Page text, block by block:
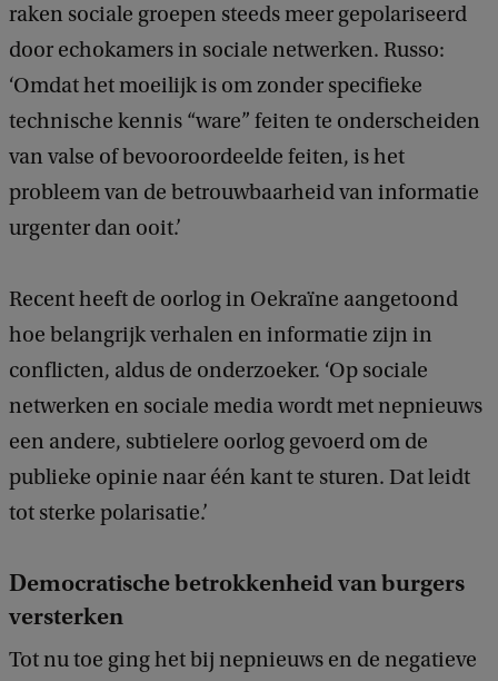
raken sociale groepen steeds meer gepolariseerd
door echokamers in sociale netwerken. Russo:
‘Omdat het moeilijk is om zonder specifieke
technische kennis “ware” feiten te onderscheiden
van valse of bevooroordeelde feiten, is het
probleem van de betrouwbaarheid van informatie
urgenter dan ooit.’
Recent heeft de oorlog in Oekraïne aangetoond
hoe belangrijk verhalen en informatie zijn in
conflicten, aldus de onderzoeker. ‘Op sociale
netwerken en sociale media wordt met nepnieuws
een andere, subtielere oorlog gevoerd om de
publieke opinie naar één kant te sturen. Dat leidt
tot sterke polarisatie.’
Democratische betrokkenheid van burgers
versterken
Tot nu toe ging het bij nepnieuws en de negatieve